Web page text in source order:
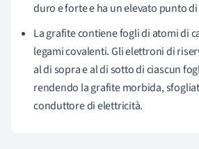
duro e forte e ha un elevato punto
La grafite contiene fogli di atomi di
legami covalenti. Gli elettroni di
al di sopra e al di sotto di ciascun
rendendo la grafite morbida,
conduttore di elettricità.